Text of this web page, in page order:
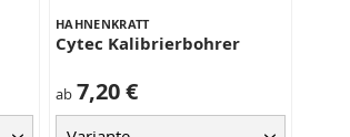
HAHNENKRATT
Cytec Kalibrierbohrer
ab 7,20 €